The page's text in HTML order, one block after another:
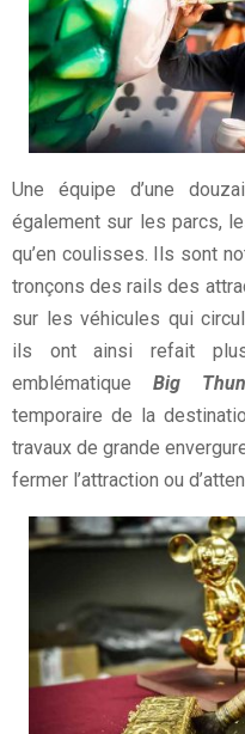
Une équipe d’une
également sur les parcs,
qu’en coulisses. Ils sont
tronçons des rails des
sur les véhicules qui
ils ont ainsi refait
emblématique Big
temporaire de la
travaux de grande
fermer l’attraction ou